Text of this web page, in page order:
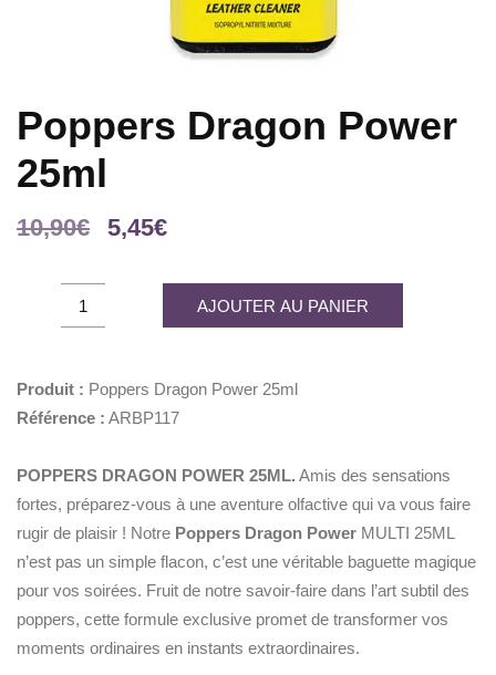
Poppers Dragon Power
25ml
10,90€
Le
initial
5,45€Le
actuel
est :
Poppers
Dragon
25ml
quantity
AJOUTER AU PANIER
Produit : Poppers Dragon Power 25ml
Référence : ARBP117
POPPERS DRAGON POWER 25ML. Amis des sensations
fortes, préparez-vous à une aventure olfactive qui va vous faire
rugir de plaisir ! Notre Poppers Dragon Power MULTI 25ML
n’est pas un simple flacon, c’est une véritable baguette magique
pour vos soirées. Fruit de notre savoir-faire dans l’art subtil des
poppers, cette formule exclusive promet de transformer vos
moments ordinaires en instants extraordinaires.